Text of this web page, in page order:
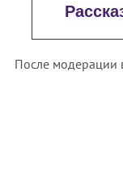
После модерации